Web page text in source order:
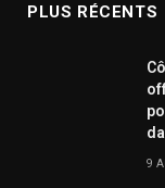
PLUS RÉCENTS
9